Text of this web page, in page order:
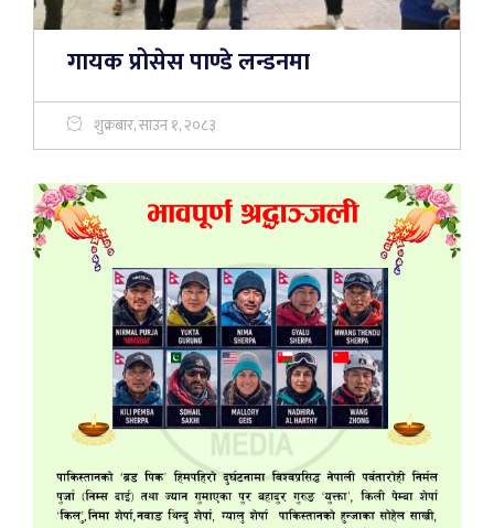
गायक प्रोसेस पाण्डे लन्डनमा
शुक्रबार, साउन १, २०८३